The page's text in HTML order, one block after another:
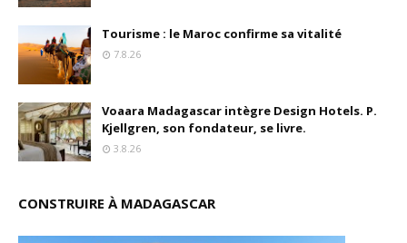
Tourisme : le Maroc confirme sa vitalité
7.8.26
Voaara Madagascar intègre Design Hotels. P.
Kjellgren, son fondateur, se livre.
3.8.26
CONSTRUIRE À MADAGASCAR